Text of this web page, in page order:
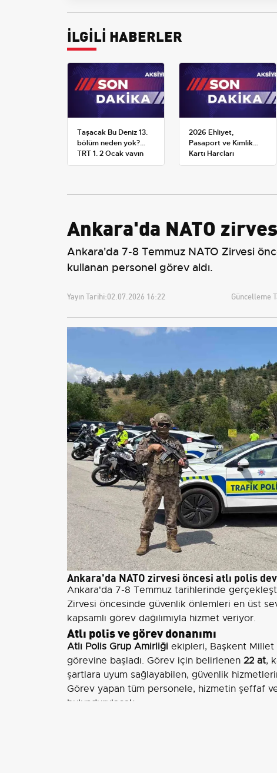
İLGİLİ HABERLER
Taşacak Bu Deniz 13.
bölüm neden yok?
TRT 1, 2 Ocak yayın
planını değiştirdi
2026 Ehliyet,
Pasaport ve Kimlik
Kartı Harçları
Resmileşti: Yeni
Ankara'da NATO
Ankara'da 7-8 Temmuz NATO Zirvesi
kullanan personel görev aldı.
Yayın Tarihi:02.07.2026 16:22 Güncelleme
Ankara'da NATO zirvesi öncesi atlı polis
Ankara'da 7-8 Temmuz tarihlerinde
Zirvesi öncesinde güvenlik önlemleri en üst
kapsamlı görev dağılımıyla hizmet veriyor.
Atlı polis ve görev donanımı
Atlı Polis Grup Amirliği ekipleri, Başkent Millet
görevine başladı. Görev için belirlenen 22 at,
şartlara uyum sağlayabilen, güvenlik
Görev yapan tüm personele, hizmetin şeffaf
bulundurulacak.